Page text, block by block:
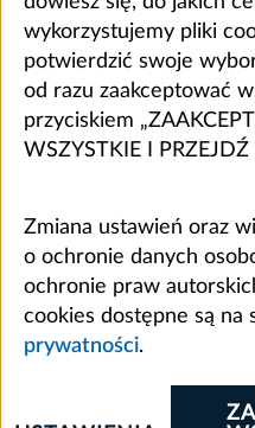
wykorzystujemy pliki
potwierdzić swoje
od razu zaakceptować
przyciskiem
WSZYSTKIE I PRZEJDŹ
Zmiana ustawień oraz
o ochronie danych
ochronie praw
cookies dostępne są na
prywatności.